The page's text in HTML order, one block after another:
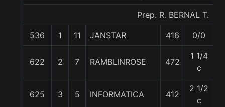
Prep. R. BERNAL T.
536 1 11 JANSTAR 416 0/0
622 2 7 RAMBLINROSE 472
1 1/4
c
625 3 5 INFORMATICA 412
2 1/2
c